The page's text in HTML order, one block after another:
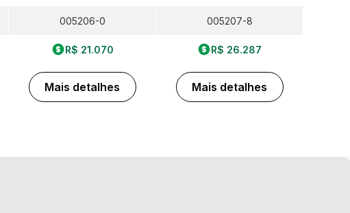
005206-0
R$ 21.070
Mais detalhes
005207-8
R$ 26.287
Mais detalhes